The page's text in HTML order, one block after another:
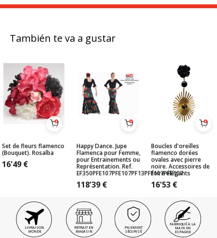
También te va a gustar
Set de fleurs flamenco
(Bouquet). Rosalba
16'49 €
Happy Dance. Jupe
Flamenca pour Femme,
pour Entrainements ou
Représentation. Ref.
EF350PFE107PFE107PF13PFE107PFE107
118'39 €
Boucles d'oreilles
flamenco dorées
ovales avec pierre
noire. Accessoires de
foire élégants
16'53 €
LIVRAISON
MONDE
RETRAIT EN
MAGASIN
PAIEMENT
SÉCURISÉ
FABRIQUÉ À LA
MAIN EN
ESPAGNE